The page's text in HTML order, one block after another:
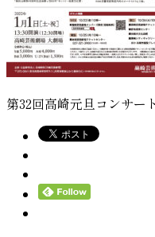
第32回高崎元旦コンサート